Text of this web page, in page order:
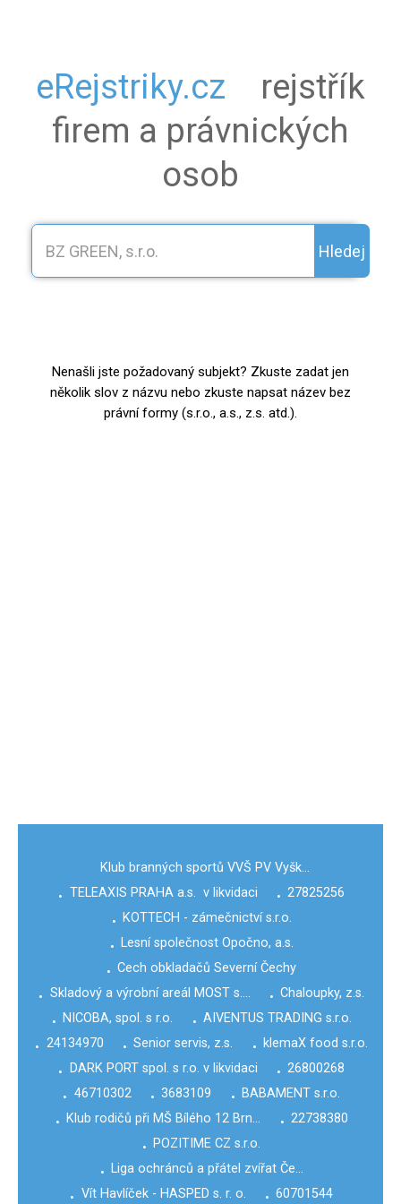
eRejstriky.cz
rejstřík
firem a právnických
osob
Hledej
Nenašli jste požadovaný subjekt? Zkuste zadat jen
několik slov z názvu nebo zkuste napsat název bez
právní formy (s.r.o., a.s., z.s. atd.).
Klub branných sportů VVŠ PV Vyšk…
• TELEAXIS PRAHA a.s. v likvidaci • 27825256
• KOTTECH - zámečnictví s.r.o.
• Lesní společnost Opočno, a.s.
• Cech obkladačů Severní Čechy
• Skladový a výrobní areál MOST s.… • Chaloupky, z.s.
• NICOBA, spol. s r.o. • AIVENTUS TRADING s.r.o.
• 24134970 • Senior servis, z.s. • klemaX food s.r.o.
•
DARK PORT spol. s r.o. v likvidaci • 26800268
• 46710302 • 3683109 • BABAMENT s.r.o.
• Klub rodičů při MŠ Bílého 12 Brn… • 22738380
• POZITIME CZ s.r.o.
• Liga ochránců a přátel zvířat Če…
• Vít Havlíček - HASPED s. r. o. • 60701544